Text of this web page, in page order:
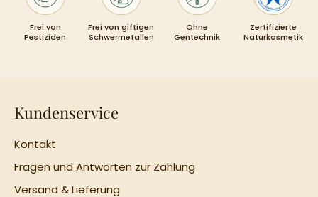
Frei von
Pestiziden
Frei von giftigen
Schwermetallen
Ohne
Gentechnik
Zertifizierte
Naturkosmetik
Kundenservice
Kontakt
Fragen und Antworten zur Zahlung
Versand & Lieferung